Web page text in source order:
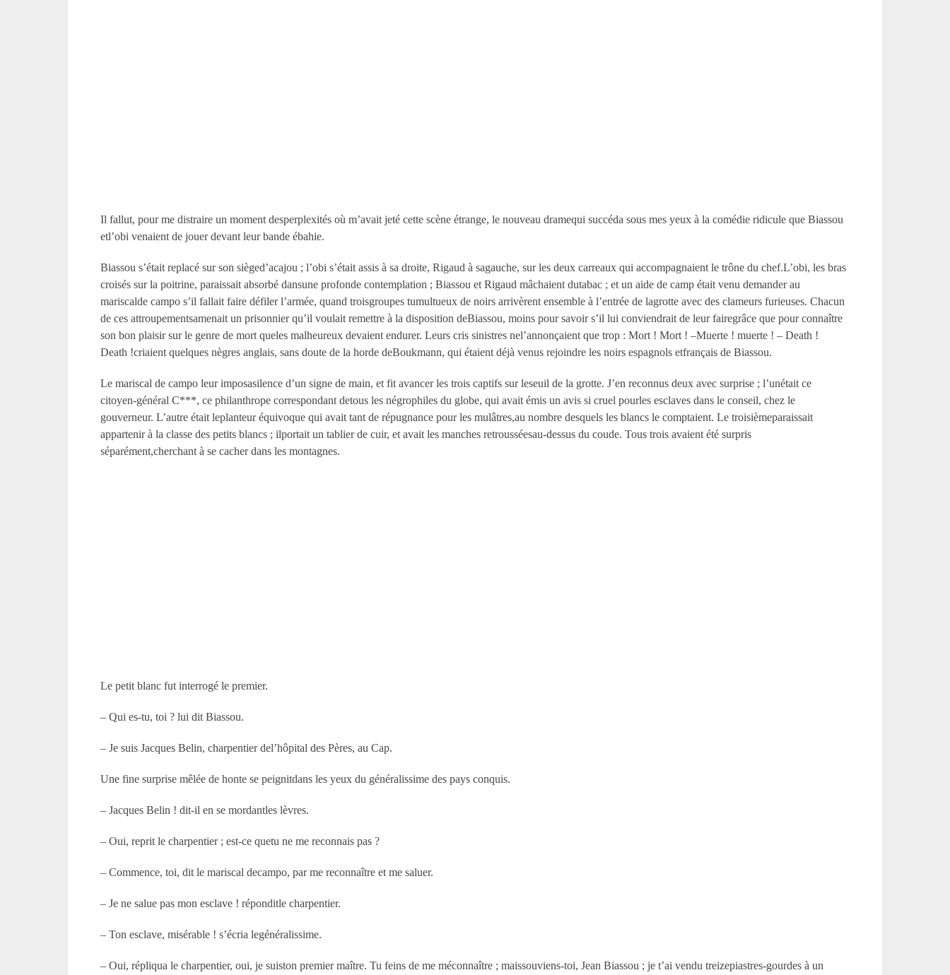
Il fallut, pour me distraire un moment desperplexités où m’avait jeté cette scène étrange, le nouveau dramequi succéda sous mes yeux à la comédie ridicule que Biassou
etl’obi venaient de jouer devant leur bande ébahie.
Biassou s’était replacé sur son sièged’acajou ; l’obi s’était assis à sa droite, Rigaud à sagauche, sur les deux carreaux qui accompagnaient le trône du chef.L’obi, les bras
croisés sur la poitrine, paraissait absorbé dansune profonde contemplation ; Biassou et Rigaud mâchaient dutabac ; et un aide de camp était venu demander au
mariscalde campo s’il fallait faire défiler l’armée, quand troisgroupes tumultueux de noirs arrivèrent ensemble à l’entrée de lagrotte avec des clameurs furieuses. Chacun
de ces attroupementsamenait un prisonnier qu’il voulait remettre à la disposition deBiassou, moins pour savoir s’il lui conviendrait de leur fairegrâce que pour connaître
son bon plaisir sur le genre de mort queles malheureux devaient endurer. Leurs cris sinistres nel’annonçaient que trop : Mort ! Mort ! –Muerte ! muerte ! – Death !
Death !criaient quelques nègres anglais, sans doute de la horde deBoukmann, qui étaient déjà venus rejoindre les noirs espagnols etfrançais de Biassou.
Le mariscal de campo leur imposasilence d’un signe de main, et fit avancer les trois captifs sur leseuil de la grotte. J’en reconnus deux avec surprise ; l’unétait ce
citoyen-général C***, ce philanthrope correspondant detous les négrophiles du globe, qui avait émis un avis si cruel pourles esclaves dans le conseil, chez le
gouverneur. L’autre était leplanteur équivoque qui avait tant de répugnance pour les mulâtres,au nombre desquels les blancs le comptaient. Le troisièmeparaissait
appartenir à la classe des petits blancs ; ilportait un tablier de cuir, et avait les manches retrousséesau-dessus du coude. Tous trois avaient été surpris
séparément,cherchant à se cacher dans les montagnes.
Le petit blanc fut interrogé le premier.
– Qui es-tu, toi ? lui dit Biassou.
– Je suis Jacques Belin, charpentier del’hôpital des Pères, au Cap.
Une fine surprise mêlée de honte se peignitdans les yeux du généralissime des pays conquis.
– Jacques Belin ! dit-il en se mordantles lèvres.
– Oui, reprit le charpentier ; est-ce quetu ne me reconnais pas ?
– Commence, toi, dit le mariscal decampo, par me reconnaître et me saluer.
– Je ne salue pas mon esclave ! réponditle charpentier.
– Ton esclave, misérable ! s’écria legénéralissime.
– Oui, répliqua le charpentier, oui, je suiston premier maître. Tu feins de me méconnaître ; maissouviens-toi, Jean Biassou ; je t’ai vendu treizepiastres-gourdes à un